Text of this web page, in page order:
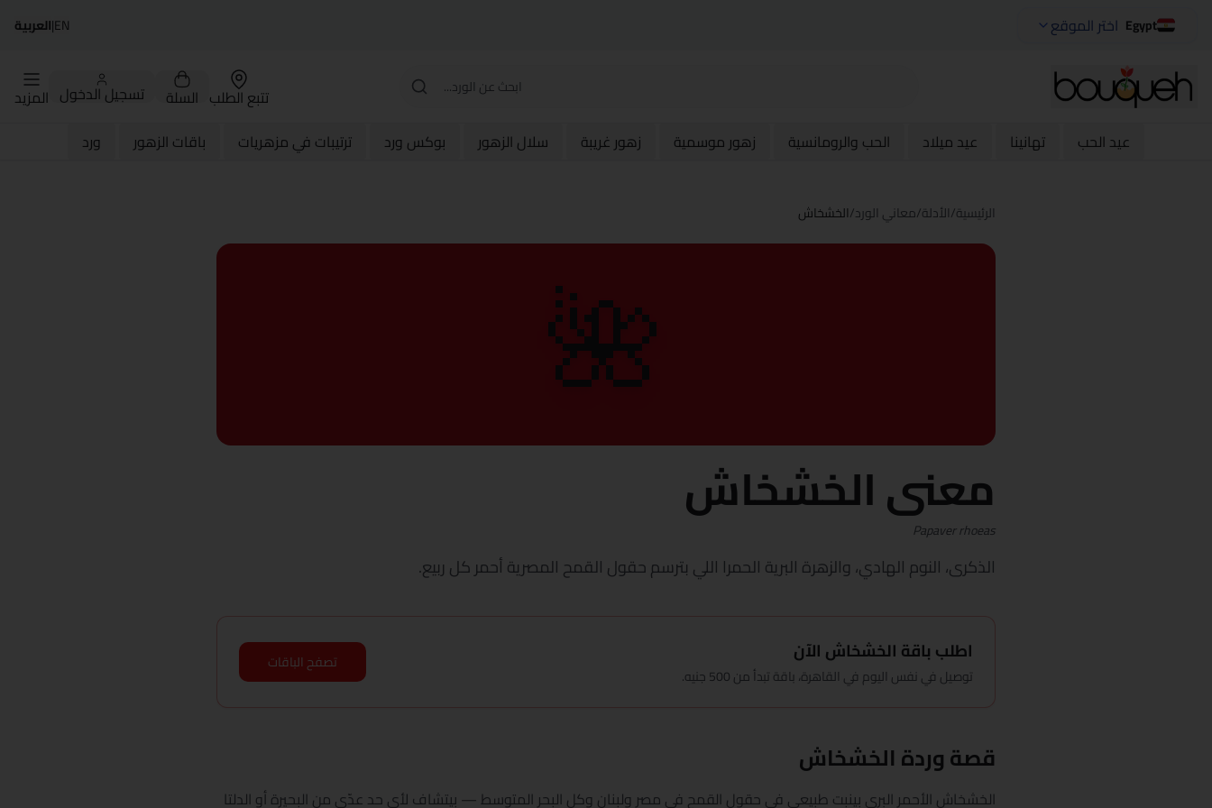
Egypt اختر الموقع EN
|العربية
تتبع الطلب السلة تسجيل الدخول المزيد
ورد
باقات الزهور ترتيبات في مزهريات بوكس ورد سلال الزهور زهور غريبة زهور موسمية الحب والرومانسية عيد ميلاد تهانينا عيد الحب
الرئيسية/ الأدلة/معاني الورد/الخشخاش
🌺
معنى الخشخاش
Papaver rhoeas
الذكرى، النوم الهادي، والزهرة البرية الحمرا اللي بترسم حقول القمح المصرية أحمر كل ربيع.
اطلب باقة الخشخاش الآن
توصيل في نفس اليوم في القاهرة، باقة تبدأ من 500 جنيه.
تصفح الباقات
قصة وردة الخشخاش
الخشخاش الأحمر البري بينبت طبيعي في حقول القمح في مصر ولبنان وكل البحر المتوسط — بيتشاف لأي حد عدّى من البحيرة أو الدلتا